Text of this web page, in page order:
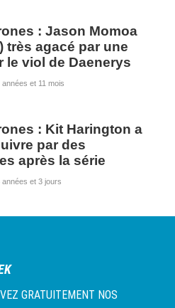
: Jason Momoa
très agacé par une
le viol de Daenerys
années et 11 mois
: Kit Harington a
par des
après la série
années et 3 jours
GRATUITEMENT NOS